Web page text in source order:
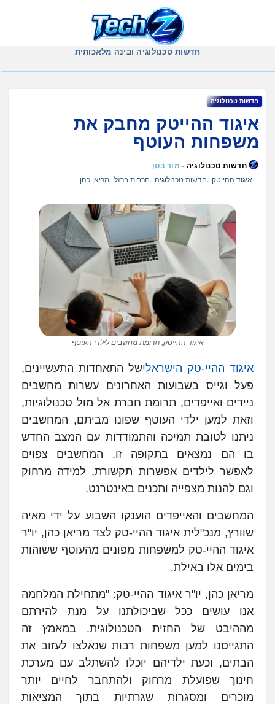
חדשות טכנולוגיה ובינה מלאכותית
חדשות טכנולוגיה
איגוד ההייטק מחבק את
משפחות העוטף
חדשות טכנולוגיה - מור בסן
איגוד ההייטק
חדשות טכנולוגיה חרבות ברזל מריאן כהן
איגוד ההייטק, תרומת מחשבים לילדי העוטף
איגוד ההיי-טק הישראלישל התאחדות התעשיינים,
פעל וגייס בשבועות האחרונים עשרות מחשבים
ניידים ואייפדים, תרומת חברת אל מול טכנולוגיות,
וזאת למען ילדי העוטף שפונו מביתם, המחשבים
ניתנו לטובת תמיכה והתמודדות עם המצב החדש
בו הם נמצאים בתקופה זו. המחשבים צפוים
לאפשר לילדים אפשרות תקשורת, למידה מרחוק
וגם להנות מצפייה ותכנים באינטרנט.
המחשבים והאייפדים הוענקו השבוע על ידי מאיה
שוורץ, מנכ"לית איגוד ההיי-טק לצד מריאן כהן, יו"ר
איגוד ההיי-טק למשפחות מפונים מהעוטף ששוהות
בימים אלו באילת.
מריאן כהן, יו"ר איגוד ההיי-טק: "מתחילת המלחמה
אנו עושים ככל שביכולתנו על מנת להירתם
מההיבט של החזית הטכנולוגית. במאמץ זה
התגייסנו למען משפחות רבות שנאלצו לעזוב את
הבתים, וכעת ילדיהם יוכלו להשתלב עם מערכת
חינוך שפועלת מרחוק ולהתחבר לחיים יותר
מוכרים ומסגרות שגרתיות בתוך המציאות